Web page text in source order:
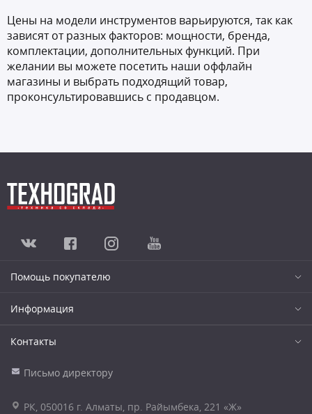
Цены на модели инструментов варьируются, так как
зависят от разных факторов: мощности, бренда,
комплектации, дополнительных функций. При
желании вы можете посетить наши оффлайн
магазины и выбрать подходящий товар,
проконсультировавшись с продавцом.
Помощь покупателю
Информация
Контакты
Письмо директору
РК, 050016 г. Алматы, пр. Райымбека, 221 «Ж»